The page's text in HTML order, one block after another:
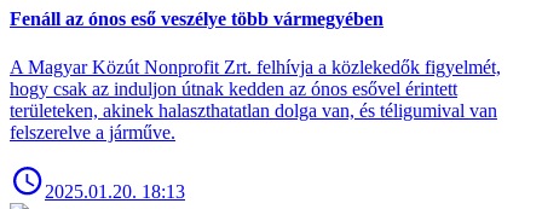
Fenáll az ónos eső veszélye több vármegyében
A Magyar Közút Nonprofit Zrt. felhívja a közlekedők figyelmét,
hogy csak az induljon útnak kedden az ónos esővel érintett
területeken, akinek halaszthatatlan dolga van, és téligumival van
felszerelve a járműve.
2025.01.20. 18:13